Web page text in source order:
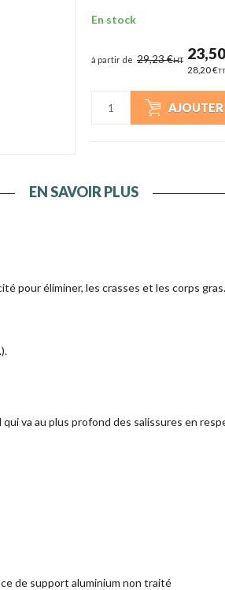
En stock
à partir de 29,23 €HT
28,20 €
EN SAVOIR PLUS
pour éliminer, les crasses et les corps gras.
va au plus profond des salissures en
de support aluminium non traité